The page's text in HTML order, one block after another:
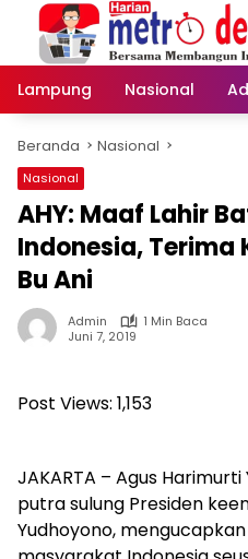
Langsung
konten
Lampung
Nasional
Beranda Nasional
Nasional
AHY: Maaf Lahir
Indonesia, Terima
Bu Ani
Admin
1 Min Baca
Juni 7, 2019
Post Views: 1,153
JAKARTA – Agus
putra sulung Presiden
Yudhoyono,